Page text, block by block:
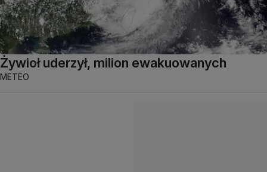
Żywioł uderzył, milion ewakuowanych
METEO